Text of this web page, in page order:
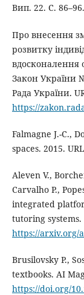
Вип. 22. С. 86–96.
Про внесення
розвитку
вдосконалення
Закон України
Рада України.
https://
Falmagne J.-C.,
spaces. 2015.
Aleven V.,
Carvalho P.,
integrated
tutoring systems.
https://arxiv.org/
Brusilovsky P.,
textbooks. AI
https://doi.org/